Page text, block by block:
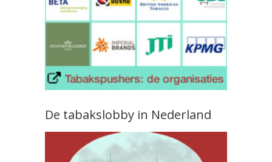
De tabakslobby in Nederland